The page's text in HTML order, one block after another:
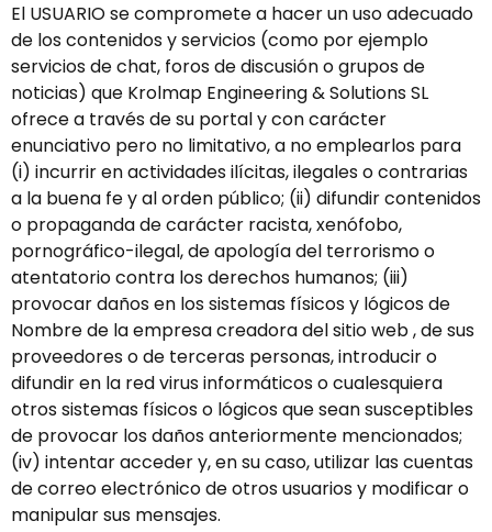
El USUARIO se compromete a hacer un uso adecuado
de los contenidos y servicios (como por ejemplo
servicios de chat, foros de discusión o grupos de
noticias) que Krolmap Engineering & Solutions SL
ofrece a través de su portal y con carácter
enunciativo pero no limitativo, a no emplearlos para
(i) incurrir en actividades ilícitas, ilegales o contrarias
a la buena fe y al orden público; (ii) difundir contenidos
o propaganda de carácter racista, xenófobo,
pornográfico-ilegal, de apología del terrorismo o
atentatorio contra los derechos humanos; (iii)
provocar daños en los sistemas físicos y lógicos de
Nombre de la empresa creadora del sitio web , de sus
proveedores o de terceras personas, introducir o
difundir en la red virus informáticos o cualesquiera
otros sistemas físicos o lógicos que sean susceptibles
de provocar los daños anteriormente mencionados;
(iv) intentar acceder y, en su caso, utilizar las cuentas
de correo electrónico de otros usuarios y modificar o
manipular sus mensajes.